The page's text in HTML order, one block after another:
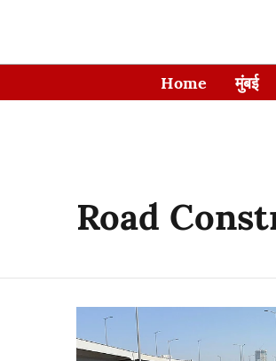
Home मुंबई
Road